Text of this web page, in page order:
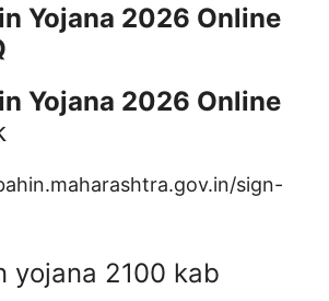
Yojana 2026 Online
Yojana 2026 Online
sign-
yojana 2100 kab